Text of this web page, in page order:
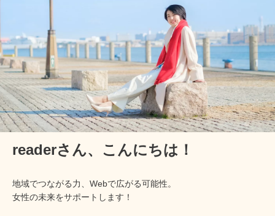
readerさん、 こんにちは！
地域でつながる力、Webで広がる可能性。
女性の未来をサポートします！